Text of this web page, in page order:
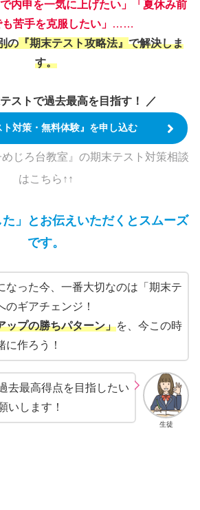
内申を一気に上げたい」「夏休み前
苦手を克服したい」 ……
の 『期末テスト攻略法』 で解決しま
す。
ストで過去最高を目指す！ ／
ト対策・無料体験』を申し込む
じろ台教室』の期末テスト対策相談
はこちら ↑↑
た」とお伝えいただくとスムーズ
です。
なった今、一番大切なのは「期末テ
のギアチェンジ！
ップの勝ちパターン」を、今この時
に作ろう！
生徒
去最高得点を目指したい
いします！